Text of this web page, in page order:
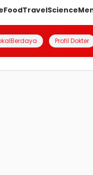
FoodTravelScience
Profil Dokter